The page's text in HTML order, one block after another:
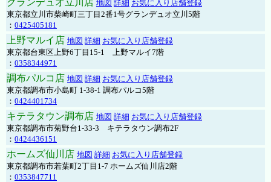
グランデュオ立川店 地図 詳細 お気に入り店舗登録
東京都立川市柴崎町三丁目2番1号グランデュオ立川5階
： 0425405181
上野マルイ店 地図 詳細 お気に入り店舗登録
東京都台東区上野6丁目15-1 上野マルイ7階
： 0358344971
調布パルコ店 地図 詳細 お気に入り店舗登録
東京都調布市小島町 1-38-1 調布パルコ5階
： 0424401734
キテラタウン調布店 地図 詳細 お気に入り店舗登録
東京都調布市菊野台1-33-3 キテラタウン調布2F
： 0424436151
ホームズ仙川店 地図 詳細 お気に入り店舗登録
東京都調布市若葉町2丁目1-7 ホームズ仙川店2階
： 0353847711